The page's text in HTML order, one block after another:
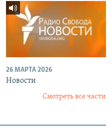
26 МАРТА 2026
Новости
Смотреть все части